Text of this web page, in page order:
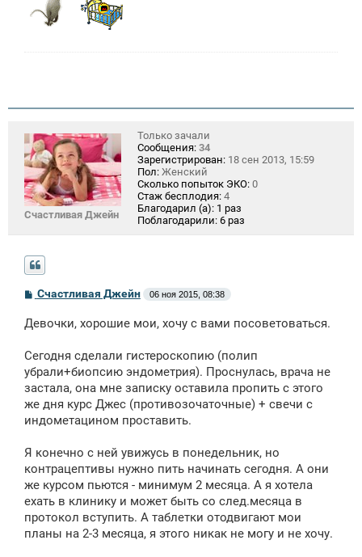
Счастливая Джейн
Только зачали
Сообщения: 34
Зарегистрирован: 18 сен 2013, 15:59
Пол: Женский
Сколько попыток ЭКО: 0
Стаж бесплодия: 4
Благодарил (а): 1 раз
Поблагодарили: 6 раз
С
о
б
н
и
е
Счастливая Джейн 06 ноя 2015, 08:38
Девочки, хорошие мои, хочу с вами посоветоваться.
Сегодня сделали гистероскопию (полип
убрали+биопсию эндометрия). Проснулась, врача не
застала, она мне записку оставила пропить с этого
же дня курс Джес (противозочаточные) + свечи с
индометацином проставить.
Я конечно с ней увижусь в понедельник, но
контрацептивы нужно пить начинать сегодня. А они
же курсом пьются - минимум 2 месяца. А я хотела
ехать в клинику и может быть со след.месяца в
протокол вступить. А таблетки отодвигают мои
планы на 2-3 месяца, я этого никак не могу и не хочу.